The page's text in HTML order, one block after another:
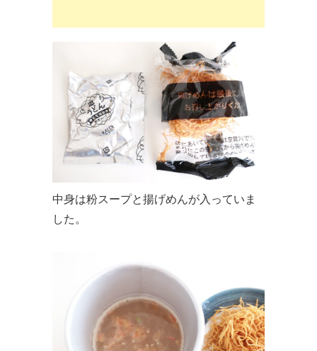
中身は粉スープと揚げめんが入っていま
した。